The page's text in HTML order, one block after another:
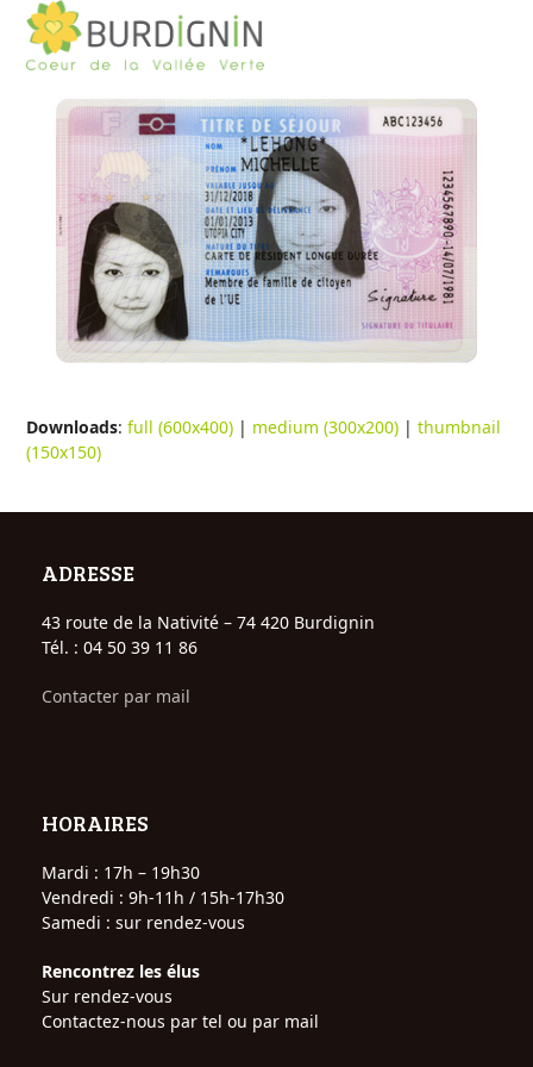
Skip
content
Open
mobile
menu
Close
mobile
menu
Downloads:full (600x400) | medium (300x200) |thumbnail
(150x150)
ADRESSE
43 route de la Nativité – 74 420 Burdignin
Tél. : 04 50 39 11 86
Contacter par mail
HORAIRES
Mardi : 17h – 19h30
Vendredi : 9h-11h / 15h-17h30
Samedi : sur rendez-vous
Rencontrez les élus
Sur rendez-vous
Contactez-nous par tel ou par mail